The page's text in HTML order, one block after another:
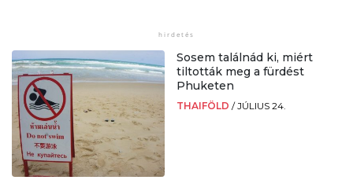
Sosem találnád ki, miért
tiltották meg a fürdést
Phuketen
THAIFÖLD /JÚLIUS 24.